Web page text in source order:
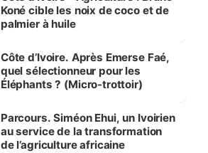
Koné cible les noix de coco et de
palmier à huile
Côte d’Ivoire. Après Emerse Faé,
quel sélectionneur pour les
Éléphants ? (Micro-trottoir)
Parcours. Siméon Ehui, un Ivoirien
au service de la transformation
de l’agriculture africaine